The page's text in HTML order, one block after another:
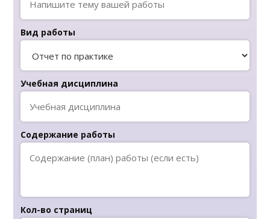
Вид работы
Учебная дисциплина
Содержание работы
Кол-во страниц